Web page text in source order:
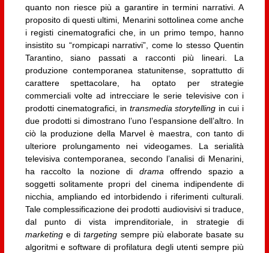
quanto non riesce più a garantire in termini narrativi. A
proposito di questi ultimi, Menarini sottolinea come anche
i registi cinematografici che, in un primo tempo, hanno
insistito su “rompicapi narrativi”, come lo stesso Quentin
Tarantino, siano passati a racconti più lineari. La
produzione contemporanea statunitense, soprattutto di
carattere spettacolare, ha optato per strategie
commerciali volte ad intrecciare le serie televisive con i
prodotti cinematografici, in transmedia storytelling in cui i
due prodotti si dimostrano l’uno l’espansione dell’altro. In
ciò la produzione della Marvel è maestra, con tanto di
ulteriore prolungamento nei videogames. La serialità
televisiva contemporanea, secondo l’analisi di Menarini,
ha raccolto la nozione di drama offrendo spazio a
soggetti solitamente propri del cinema indipendente di
nicchia, ampliando ed intorbidendo i riferimenti culturali.
Tale complessificazione dei prodotti audiovisivi si traduce,
dal punto di vista imprenditoriale, in strategie di
marketinge ditargeting sempre più elaborate basate su
algoritmi e software di profilatura degli utenti sempre più